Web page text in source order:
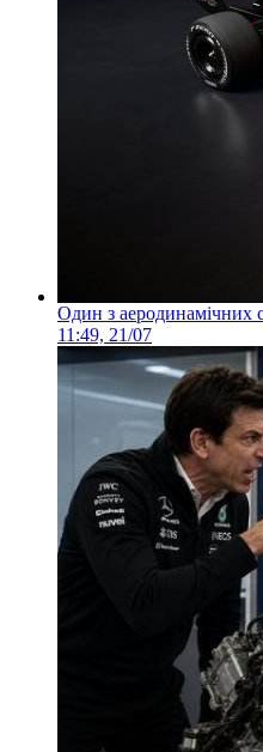
Один з аеродинамічних
11:49, 21/07